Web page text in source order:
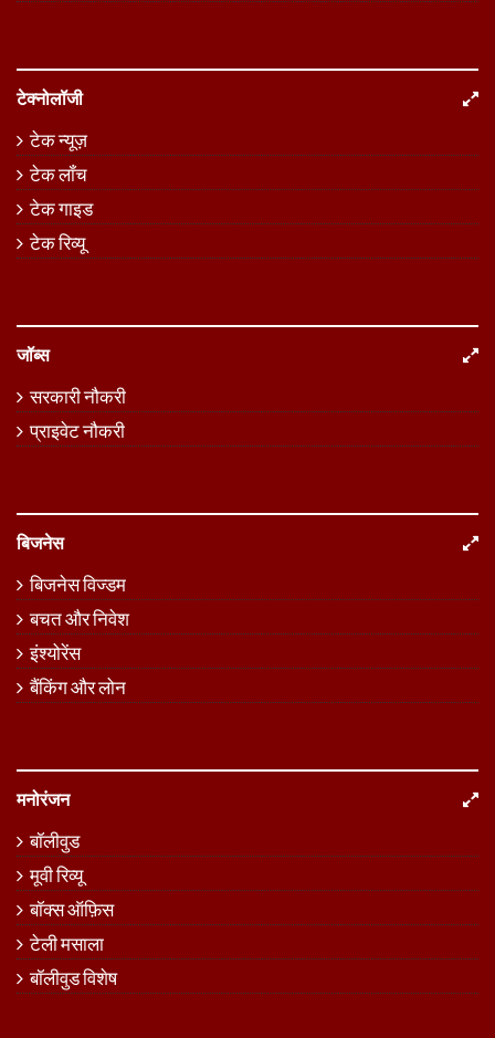
टेक्नोलॉजी
टेक न्यूज़
टेक लॉंच
टेक गाइड
टेक रिव्यू
जॉब्स
सरकारी नौकरी
प्राइवेट नौकरी
बिजनेस
बिजनेस विज्डम
बचत और निवेश
इंश्योरेंस
बैंकिंग और लोन
मनोरंजन
बॉलीवुड
मूवी रिव्यू
बॉक्स ऑफ़िस
टेली मसाला
बॉलीवुड विशेष